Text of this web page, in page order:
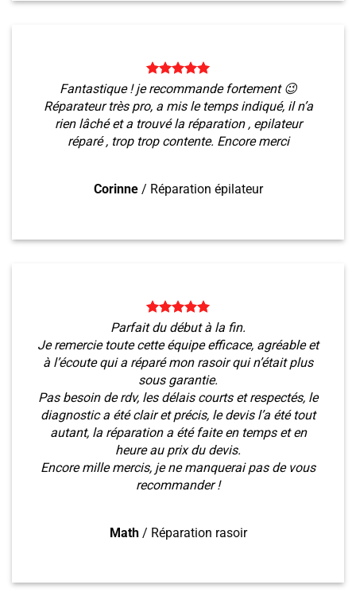
Fantastique ! je recommande fortement 😉
Réparateur très pro, a mis le temps indiqué, il n’a
rien lâché et a trouvé la réparation , epilateur
réparé , trop trop contente. Encore merci
Corinne / Réparation épilateur
Parfait du début à la fin.
Je remercie toute cette équipe efficace, agréable et
à l’écoute qui a réparé mon rasoir qui n’était plus
sous garantie.
Pas besoin de rdv, les délais courts et respectés, le
diagnostic a été clair et précis, le devis l’a été tout
autant, la réparation a été faite en temps et en
heure au prix du devis.
Encore mille mercis, je ne manquerai pas de vous
recommander !
Math / Réparation rasoir